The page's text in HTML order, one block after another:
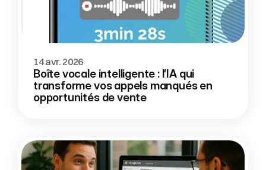
14 avr. 2026
Boîte vocale intelligente : l’IA qui
transforme vos appels manqués en
opportunités de vente